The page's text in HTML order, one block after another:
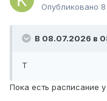
Опубликовано
В 08.07.2026 в
Т
Пока есть расписание у